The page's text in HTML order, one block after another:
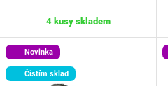
4 kusy skladem
Novinka
Čistím sklad